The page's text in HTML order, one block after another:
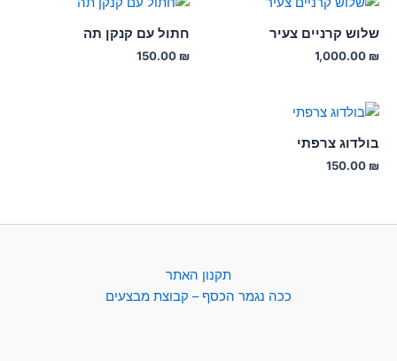
שלוש קרניים צעיר
1,000.00 ₪
חתול עם קנקן תה
150.00 ₪
בולדוג צרפתי
150.00 ₪
תקנון האתר
ככה נגמר הכסף – קבוצת מבצעים